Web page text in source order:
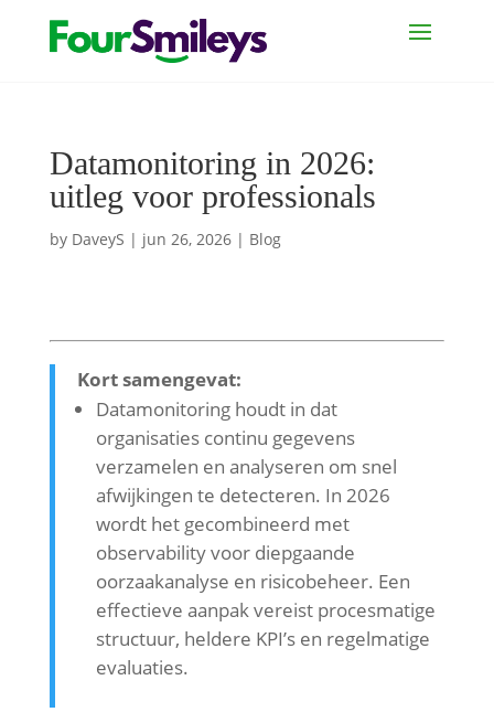
Datamonitoring in 2026:
uitleg voor professionals
by DaveyS | jun 26, 2026| Blog
Kort samengevat:
Datamonitoring houdt in dat
organisaties continu gegevens
verzamelen en analyseren om snel
afwijkingen te detecteren. In 2026
wordt het gecombineerd met
observability voor diepgaande
oorzaakanalyse en risicobeheer. Een
effectieve aanpak vereist procesmatige
structuur, heldere KPI’s en regelmatige
evaluaties.